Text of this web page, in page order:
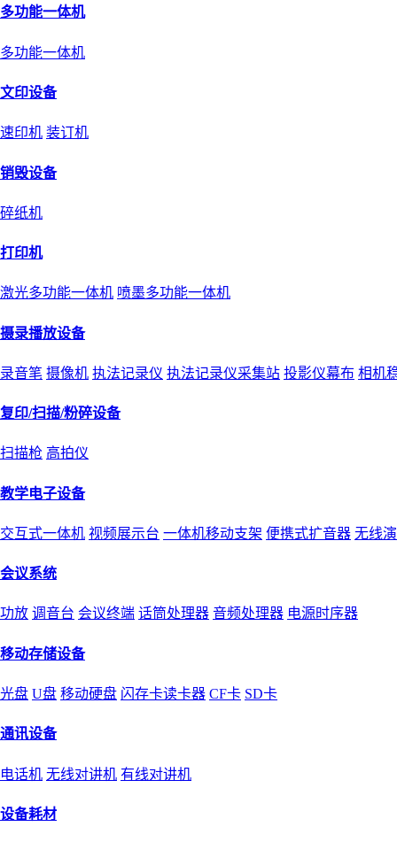
多功能一体机
多功能一体机
文印设备
速印机 装订机
销毁设备
碎纸机
打印机
激光多功能一体机 喷墨多功能一体机
摄录播放设备
录音笔 摄像机 执法记录仪 执法记录仪采集站 投影仪幕布 相机
复印/扫描/粉碎设备
扫描枪 高拍仪
教学电子设备
交互式一体机 视频展示台 一体机移动支架 便携式扩音器 无线
会议系统
功放 调音台 会议终端 话筒处理器 音频处理器 电源时序器
移动存储设备
光盘 U盘 移动硬盘 闪存卡读卡器 CF卡 SD卡
通讯设备
电话机 无线对讲机 有线对讲机
设备耗材